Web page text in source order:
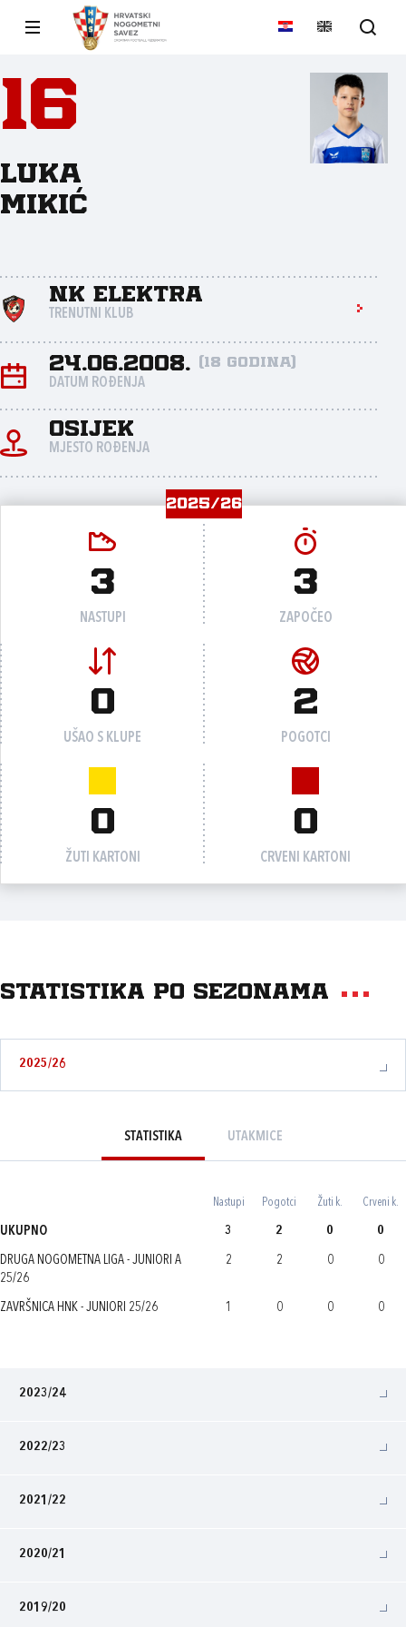
16
Luka
Mikić
NK Elektra
TRENUTNI KLUB
24.06.2008. (18 godina)
DATUM ROĐENJA
Osijek
MJESTO ROĐENJA
2025/26
3
NASTUPI
3
ZAPOČEO
0
UŠAO S KLUPE
2
POGOTCI
0
ŽUTI KARTONI
0
CRVENI KARTONI
Statistika po sezonama
2025/26
STATISTIKA UTAKMICE
Nastupi Pogotci Žuti k. Crveni k.
UKUPNO 3 2 0 0
DRUGA NOGOMETNA LIGA - JUNIORI A
25/26
2 2 0 0
ZAVRŠNICA HNK - JUNIORI 25/26 1 0 0 0
2023/24
2022/23
2021/22
2020/21
2019/20